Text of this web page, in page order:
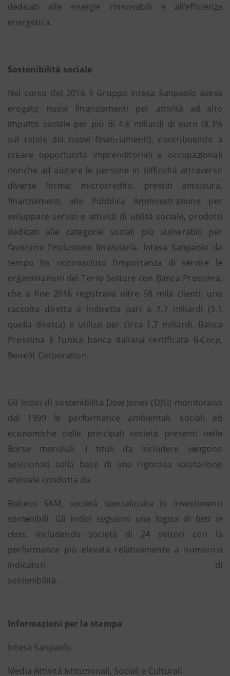
dedicati alle energie rinnovabili e all’efficienza
energetica.
Sostenibilità sociale
Nel corso del 2016 il Gruppo Intesa Sanpaolo aveva
erogato nuovi finanziamenti per attività ad alto
impatto sociale per più di 4,6 miliardi di euro (8,3%
sul totale dei nuovi finanziamenti), contribuendo a
creare opportunità imprenditoriali e occupazionali
nonché ad aiutare le persone in difficoltà attraverso
diverse forme: microcredito, prestiti antiusura,
finanziamenti alla Pubblica Amministrazione per
sviluppare servizi e attività di utilità sociale, prodotti
dedicati alle categorie sociali più vulnerabili per
favorirne l’inclusione finanziaria. Intesa Sanpaolo da
tempo ha riconosciuto l’importanza di servire le
organizzazioni del Terzo Settore con Banca Prossima,
che a fine 2016 registrava oltre 58 mila clienti, una
raccolta diretta e indiretta pari a 7,7 miliardi (3,1
quella diretta) e utilizzi per circa 1,7 miliardi. Banca
Prossima è l’unica banca italiana certificata B-Corp,
Benefit Corporation.
Gli indici di sostenibilità Dow Jones (DJSI) monitorano
dal 1999 le performance ambientali, sociali ed
economiche delle principali società presenti nelle
Borse mondiali. I titoli da includere vengono
selezionati sulla base di una rigorosa valutazione
annuale condotta da
Robeco SAM, società specializzata in investimenti
sostenibili. Gli indici seguono una logica di best in
class, includendo società di 24 settori con la
performance più elevata relativamente a numerosi
indicatori di
Informazioni per la stampa
Intesa Sanpaolo
Media Attività Istituzionali, Sociali e Culturali